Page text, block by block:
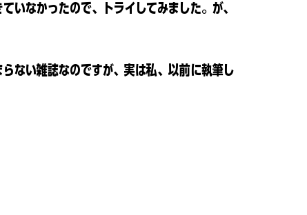
いなかったので、トライしてみました。が、
ない雑誌なのですが、実は私、以前に執筆し